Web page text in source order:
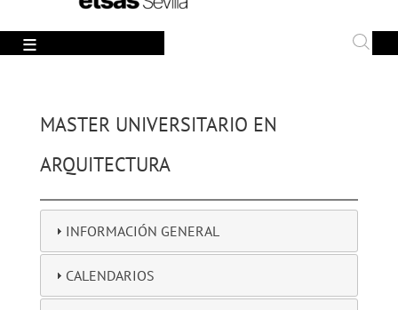
MASTER UNIVERSITARIO EN
ARQUITECTURA
INFORMACIÓN GENERAL
CALENDARIOS